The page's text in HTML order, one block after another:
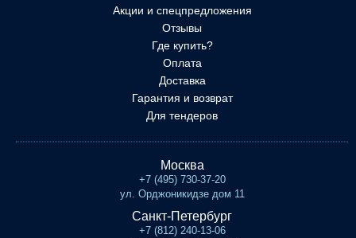
Акции и спецпредложения
Отзывы
Где купить?
Оплата
Доставка
Гарантия и возврат
Для тендеров
Москва
+7 (495) 730-37-20
ул. Орджоникидзе дом 11
Санкт-Петербург
+7 (812) 240-13-06